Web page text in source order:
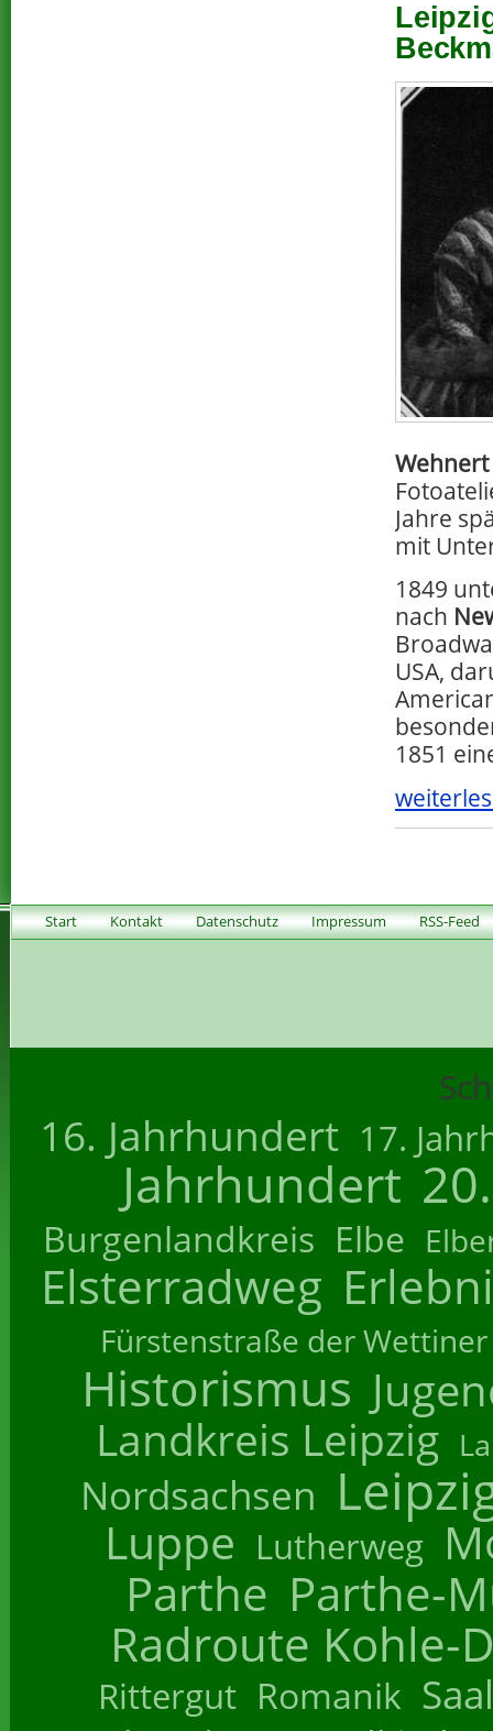
Wehnert
Jahre
mit
1849
nach
USA,
1851
Start Kontakt Datenschutz Impressum RSS-Feed
16. Jahrhundert 17.
Jahrhundert
Burgenlandkreis Elbe
Elsterradweg
Fürstenstraße der Wettiner
Historismus
Landkreis Leipzig
Nordsachsen
Luppe Lutherweg
Parthe Parthe-
Radroute Kohle-
Rittergut Romanik